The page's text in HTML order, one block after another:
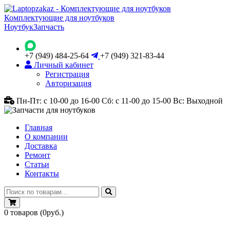
Комплектующие для ноутбуков
НоутбукЗапчасть
+7 (949) 484-25-64
+7 (949) 321-83-44
Личный кабинет
Регистрация
Авторизация
Пн-Пт: с 10-00 до 16-00 Сб: с 11-00 до 15-00 Вс: Выходной
Главная
О компании
Доставка
Ремонт
Статьи
Контакты
0 товаров (0руб.)